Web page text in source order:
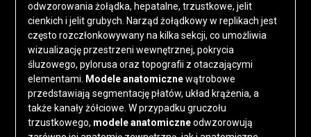
odwzorowania żołądka, hepatalne, trzustkowe, jelit
cienkich i jelit grubych. Narząd żołądkowy w replikach jest
często rozczłonkowywany na kilka sekcji, co umożliwia
wizualizację przestrzeni wewnętrznej, pokrycia
śluzowego, pylorusa oraz topografii z otaczającymi
elementami. Modele anatomicznewątrobowe
przedstawiają segmentację płatów, układ krążenia, a
także kanały żółciowe. W przypadku gruczołu
trzustkowego, modele anatomiczneodwzorowują